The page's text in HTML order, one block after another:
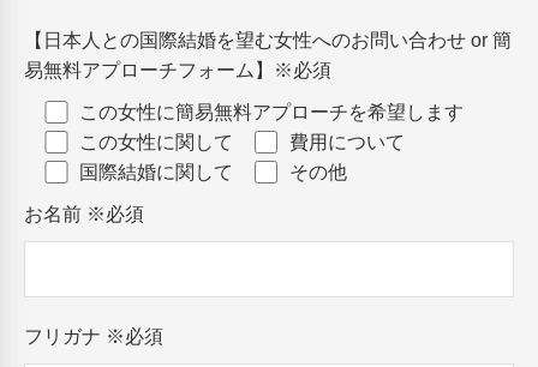
【日本人との国際結婚を望む女性へのお問い合わせ or 簡
易無料アプローチフォーム】
※必須
この女性に簡易無料アプローチを希望します
この女性に関して
費用について
国際結婚に関して
その他
お名前 ※必須
フリガナ ※必須